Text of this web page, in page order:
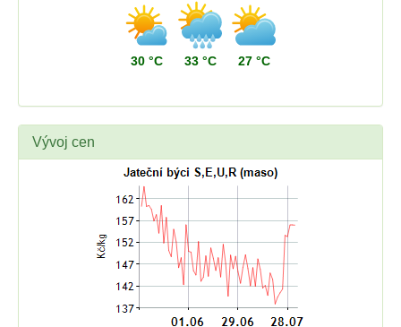
30 °C 33 °C 27 °C
Vývoj cen